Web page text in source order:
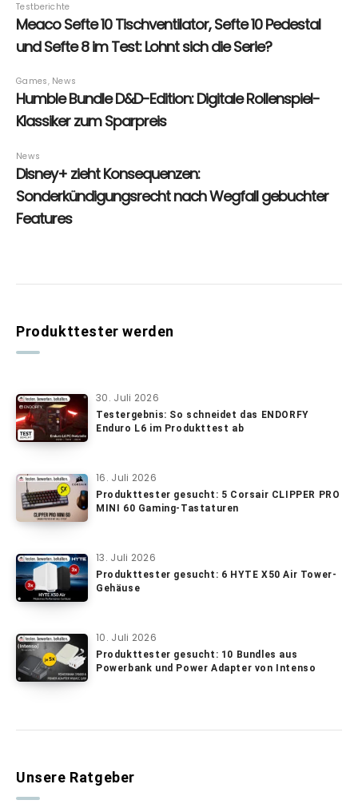
Produkttester werden
30. Juli 2026
Testergebnis: So schneidet das ENDORFY
Enduro L6 im Produkttest ab
16. Juli 2026
Produkttester gesucht: 5 Corsair CLIPPER PRO
MINI 60 Gaming-Tastaturen
13. Juli 2026
Produkttester gesucht: 6 HYTE X50 Air Tower-
Gehäuse
10. Juli 2026
Produkttester gesucht: 10 Bundles aus
Powerbank und Power Adapter von Intenso
Unsere Ratgeber